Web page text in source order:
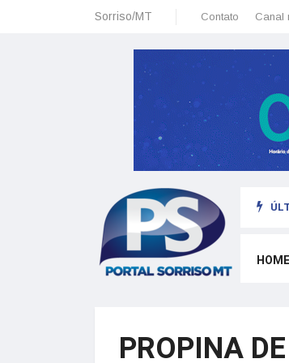
Sorriso/MT Contato Canal
planeamento financeiro detalhado para não
HOME
PROPINA